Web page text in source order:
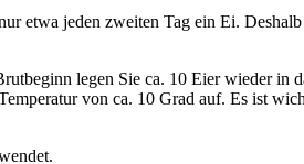
etwa jeden zweiten Tag ein Ei.
legen Sie ca. 10 Eier wieder in
von ca. 10 Grad auf. Es ist